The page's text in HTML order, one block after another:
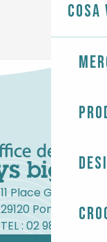
11 Place Gambetta
29120 Pont-l'Abbé
TEL : 02 98 82 37 99